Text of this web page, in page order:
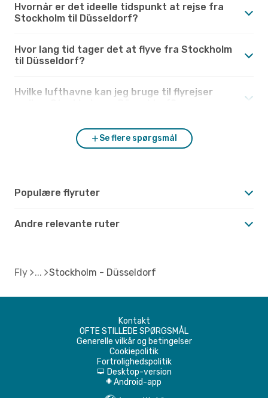
Hvornår er det ideelle tidspunkt at rejse fra
Stockholm til Düsseldorf?
Hvor lang tid tager det at flyve fra Stockholm
til Düsseldorf?
Hvilke lufthavne kan jeg bruge til flyrejser
Se flere spørgsmål
Populære flyruter
Andre relevante ruter
Fly Stockholm - Düsseldorf
Kontakt
OFTE STILLEDE SPØRGSMÅL
Generelle vilkår og betingelser
Cookiepolitik
Fortrolighedspolitik
d Desktop-version
A Android-app